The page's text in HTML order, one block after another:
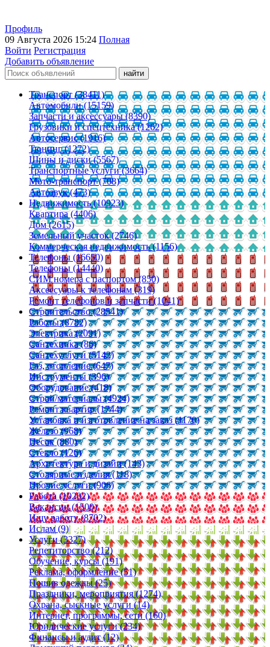
Профиль
09 Августа 2026 15:24 Полная
Войти Регистрация
Добавить объявление
Транспорт (38411)
Автомобили (15159)
Запчасти и аксессуары (8390)
Грузовики и спецтехника (1262)
Автосервис (1916)
Тюнинг (1272)
Шины и диски (5567)
Транспортные услуги (3664)
Мото-транспорт (708)
Автозвук (473)
Недвижимость (10923)
Квартира (4406)
Дом (2615)
Земельный участок (2746)
Коммерческая недвижимость (1156)
Телефоны (16650)
Телефоны (14440)
СИМ номера с паспортом (850)
Аксессуары к телефонам (319)
Ремонт телефонов и запчасти (1041)
Строительство (28541)
Работы (8782)
Электрика (2091)
Сантехника (86)
Сантехуслуги (5142)
Газ, отопление (647)
Инструменты (396)
Оборудование (418)
Строй/материалы (4924)
Ремонт квартир (1744)
Установка и изготовление на заказ (1170)
Железо (968)
Песок (880)
Стекло (126)
Архитектура и дизайн (143)
Столярные изделия (118)
Прочие услуги (906)
Работа (10202)
Вакансии (1500)
Ищу работу (8702)
Ислам (9)
Услуги (3327)
Репетиторство (212)
Обучение, курсы (191)
Реклама, оформление (51)
Пошив одежды (25)
Праздники, мероприятия (1274)
Охрана, сыскные услуги (14)
Интернет, программы, сети (160)
Юридические услуги (234)
Финансы и аудит (12)